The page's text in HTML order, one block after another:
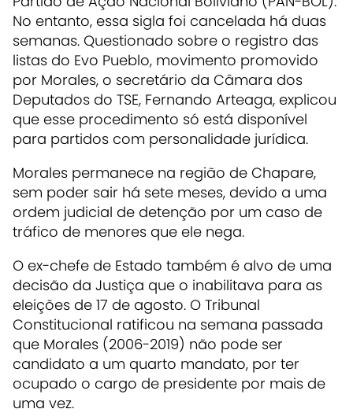
No entanto, essa sigla foi cancelada há duas
semanas. Questionado sobre o registro das
listas do Evo Pueblo, movimento promovido
por Morales, o secretário da Câmara dos
Deputados do TSE, Fernando Arteaga, explicou
que esse procedimento só está disponível
para partidos com personalidade jurídica.
Morales permanece na região de Chapare,
sem poder sair há sete meses, devido a uma
ordem judicial de detenção por um caso de
tráfico de menores que ele nega.
O ex-chefe de Estado também é alvo de uma
decisão da Justiça que o inabilitava para as
eleições de 17 de agosto. O Tribunal
Constitucional ratificou na semana passada
que Morales (2006-2019) não pode ser
candidato a um quarto mandato, por ter
ocupado o cargo de presidente por mais de
uma vez.